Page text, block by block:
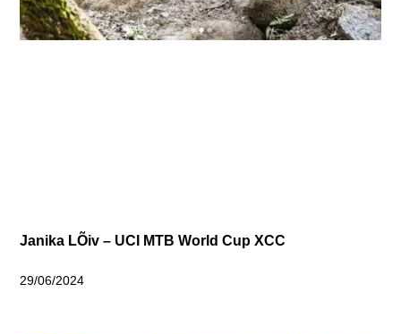
Janika LÕiv – UCI MTB World Cup XCC
29/06/2024